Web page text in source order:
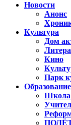
Новости
Анонс
Культура
Дом
Кино
Парк
Образование
Школа
ПОЛЁТ